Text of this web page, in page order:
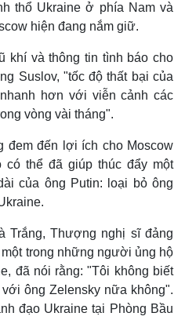
thổ Ukraine ở phía Nam và
hiện đang nắm giữ.
khí và thông tin tình báo cho
Suslov, "tốc độ thất bại của
hơn với viễn cảnh các
vòng vài tháng".
đem đến lợi ích cho Moscow
có thể đã giúp thúc đẩy một
của ông Putin: loại bỏ ông
Trắng, Thượng nghị sĩ đảng
trong những người ủng hộ
đã nói rằng: "Tôi không biết
ông Zelensky nữa không".
đạo Ukraine tại Phòng Bầu